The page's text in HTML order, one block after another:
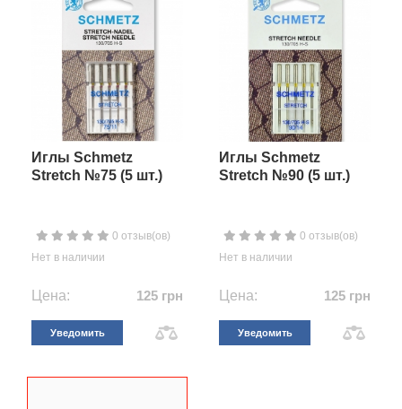
Иглы Schmetz
Stretch №75 (5 шт.)
0 отзыв(ов)
Нет в наличии
Цена: 125 грн
Уведомить
Иглы Schmetz
Stretch №90 (5 шт.)
0 отзыв(ов)
Нет в наличии
Цена: 125 грн
Уведомить